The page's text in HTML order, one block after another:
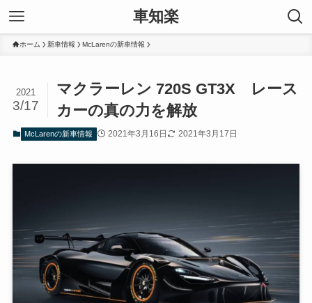
車知楽
ホーム 新車情報 McLarenの新車情報
マクラーレン 720S GT3X レース
カーの真の力を解放
2021
3/17
McLarenの新車情報 2021年3月16日 2021年3月17日